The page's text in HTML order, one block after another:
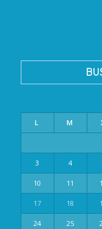
L M
3 4
10 11
17 18
24 25